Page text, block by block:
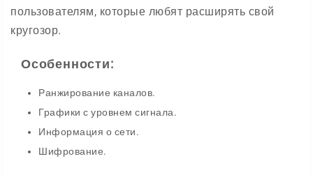
пользователям, которые любят расширять свой
кругозор.
Особенности:
Ранжирование каналов.
Графики с уровнем сигнала.
Информация о сети.
Шифрование.